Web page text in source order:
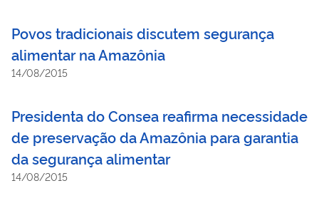
Povos tradicionais discutem segurança
alimentar na Amazônia
14/08/2015
Presidenta do Consea reafirma necessidade
de preservação da Amazônia para garantia
da segurança alimentar
14/08/2015